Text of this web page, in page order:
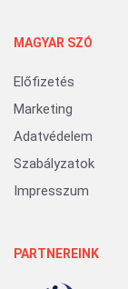
MAGYAR SZÓ
Előfizetés
Marketing
Adatvédelem
Szabályzatok
Impresszum
PARTNEREINK